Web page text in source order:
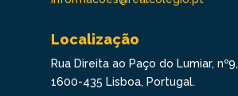
Localização
Rua Direita ao Paço do Lumiar, nº9,
1600-435 Lisboa, Portugal.